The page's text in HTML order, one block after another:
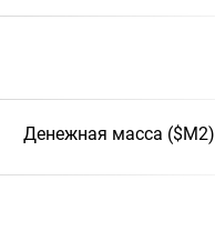
Денежная масса ($М2)